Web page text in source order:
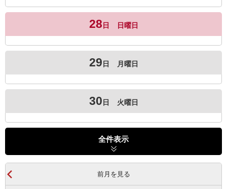
28 日 日曜日
29 日 月曜日
30 日 火曜日
全件表示
前月を見る